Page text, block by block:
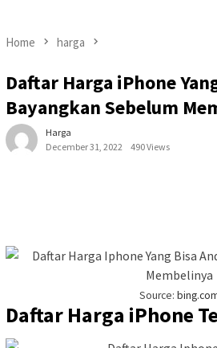
Home harga
Daftar Harga iPhone
Bayangkan Sebelum
Harga
December 31, 2022
490 Views
Source:
Daftar Harga iPhone